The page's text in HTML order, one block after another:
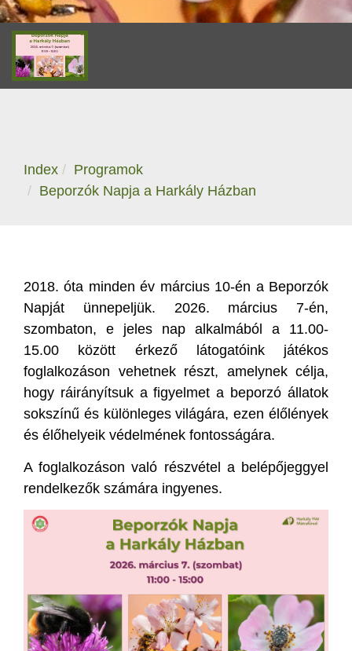
Index
Programok
Beporzók Napja a Harkály Házban
2018. óta minden év március 10-én a Beporzók
Napját ünnepeljük. 2026. március 7-én,
szombaton, e jeles nap alkalmából a 11.00-
15.00 között érkező látogatóink játékos
foglalkozáson vehetnek részt, amelynek célja,
hogy ráirányítsuk a figyelmet a beporzó állatok
sokszínű és különleges világára, ezen élőlények
és élőhelyeik védelmének fontosságára.
A foglalkozáson való részvétel a belépőjeggyel
rendelkezők számára ingyenes.